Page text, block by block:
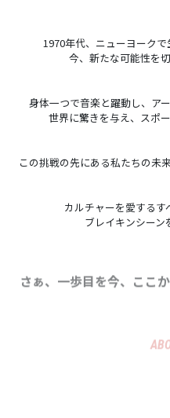
1970年代、ニューヨークで
今、新たな可能性を
身体一つで音楽と躍動し、ア
世界に驚きを与え、スポ
この挑戦の先にある私たちの未
カルチャーを愛する
ブレイキンシーン
さぁ、一歩目を今、ここ